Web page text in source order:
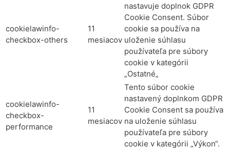
cookielawinfo-
checkbox-others
11
mesiacov
nastavuje doplnok GDPR
Cookie Consent. Súbor
cookie sa používa na
uloženie súhlasu
používateľa pre súbory
cookie v kategórii
„Ostatné„
cookielawinfo-
checkbox-
performance
11
mesiacov
Tento súbor cookie
nastavený doplnkom GDPR
Cookie Consent sa používa
na uloženie súhlasu
používateľa pre súbory
cookie v kategórii „Výkon“.